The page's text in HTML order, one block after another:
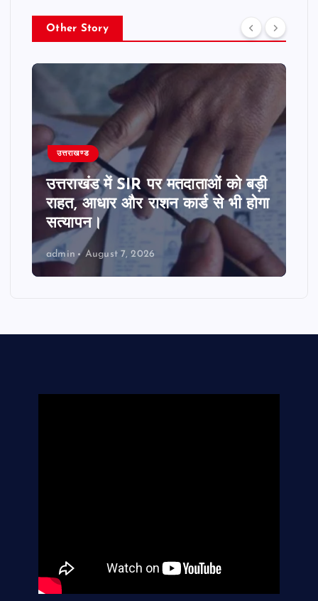
Other Story
उत्तराखण्ड
उत्तराखंड में SIR पर मतदाताओं को बड़ी
राहत, आधार और राशन कार्ड से भी होगा
सत्यापन।
admin August 7, 2026